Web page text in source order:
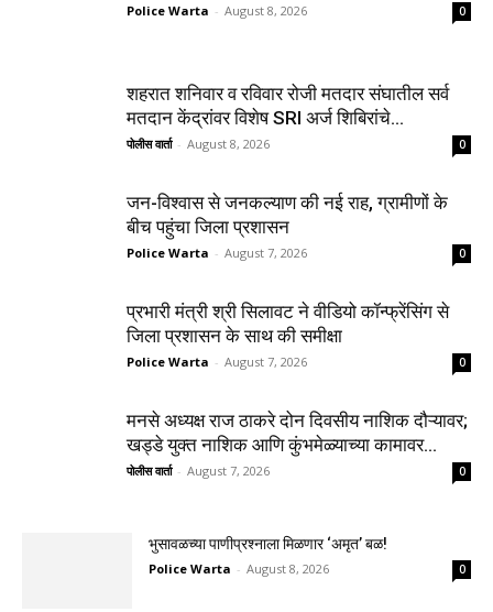
Police Warta - August 8, 2026 0
शहरात शनिवार व रविवार रोजी मतदार संघातील सर्व
मतदान केंद्रांवर विशेष SRI अर्ज शिबिरांचे...
पोलीस वार्ता - August 8, 2026 0
जन-विश्वास से जनकल्याण की नई राह, ग्रामीणों के
बीच पहुंचा जिला प्रशासन
Police Warta - August 7, 2026 0
प्रभारी मंत्री श्री सिलावट ने वीडियो कॉन्फ्रेंसिंग से
जिला प्रशासन के साथ की समीक्षा
Police Warta - August 7, 2026 0
मनसे अध्यक्ष राज ठाकरे दोन दिवसीय नाशिक दौऱ्यावर;
खड्डे युक्त नाशिक आणि कुंभमेळ्याच्या कामावर...
पोलीस वार्ता - August 7, 2026 0
भुसावळच्या पाणीप्रश्नाला मिळणार ‘अमृत’ बळ!
Police Warta - August 8, 2026 0